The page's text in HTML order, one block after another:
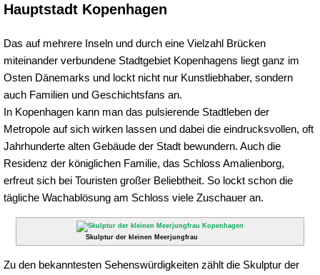
Hauptstadt Kopenhagen
Das auf mehrere Inseln und durch eine Vielzahl Brücken
miteinander verbundene Stadtgebiet Kopenhagens liegt ganz im
Osten Dänemarks und lockt nicht nur Kunstliebhaber, sondern
auch Familien und Geschichtsfans an.
In Kopenhagen kann man das pulsierende Stadtleben der
Metropole auf sich wirken lassen und dabei die eindrucksvollen, oft
Jahrhunderte alten Gebäude der Stadt bewundern. Auch die
Residenz der königlichen Familie, das Schloss Amalienborg,
erfreut sich bei Touristen großer Beliebtheit. So lockt schon die
tägliche Wachablösung am Schloss viele Zuschauer an.
Skulptur der kleinen Meerjungfrau
Zu den bekanntesten Sehenswürdigkeiten zählt die Skulptur der